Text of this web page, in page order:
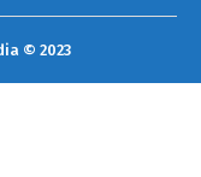
© 2023